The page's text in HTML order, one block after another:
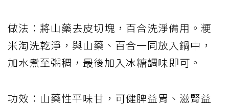
做法：將山藥去皮切塊，百合洗淨備用。粳
米淘洗乾淨，與山藥、百合一同放入鍋中，
加水煮至粥稠，最後加入冰糖調味即可。
功效：山藥性平味甘，可健脾益胃、滋腎益